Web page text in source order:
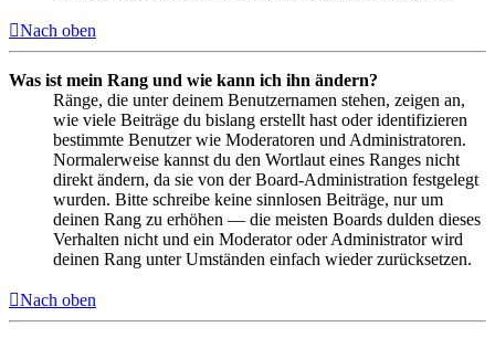
Nach oben
Was ist mein Rang und wie kann ich ihn ändern?
Ränge, die unter deinem Benutzernamen stehen, zeigen an,
wie viele Beiträge du bislang erstellt hast oder identifizieren
bestimmte Benutzer wie Moderatoren und Administratoren.
Normalerweise kannst du den Wortlaut eines Ranges nicht
direkt ändern, da sie von der Board-Administration festgelegt
wurden. Bitte schreibe keine sinnlosen Beiträge, nur um
deinen Rang zu erhöhen — die meisten Boards dulden dieses
Verhalten nicht und ein Moderator oder Administrator wird
deinen Rang unter Umständen einfach wieder zurücksetzen.
Nach oben